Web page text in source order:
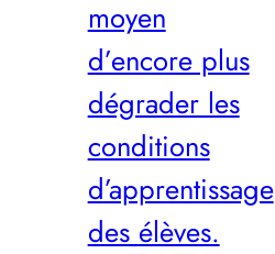
moyen
d’encore plus
dégrader les
conditions
d’apprentissage
des élèves.